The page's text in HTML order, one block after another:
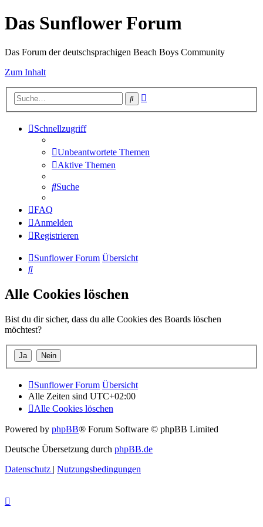
Das Sunflower Forum
Das Forum der deutschsprachigen Beach Boys Community
Zum Inhalt
Suche
Schnellzugriff
Unbeantwortete Themen
Aktive Themen
Suche
FAQ
Anmelden
Registrieren
Sunflower Forum Übersicht
Suche
Alle Cookies löschen
Bist du dir sicher, dass du alle Cookies des Boards löschen
möchtest?
Sunflower Forum Übersicht
Alle Zeiten sind UTC+02:00
Alle Cookies löschen
Powered by phpBB® Forum Software © phpBB Limited
Deutsche Übersetzung durch phpBB.de
Datenschutz | Nutzungsbedingungen